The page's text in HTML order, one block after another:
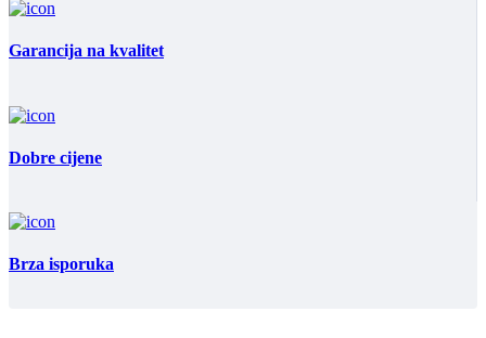
Garancija na kvalitet
Dobre cijene
Brza isporuka